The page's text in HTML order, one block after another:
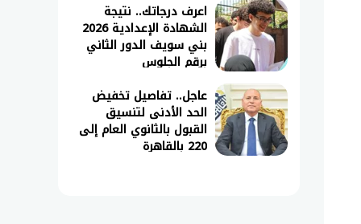
اعرف درجاتك.. نتيجة
الشهادة الإعدادية 2026
بني سويف الدور الثاني
برقم الجلوس
عاجل.. تفاصيل تخفيض
الحد الأدنى لتنسيق
القبول بالثانوي العام إلى
220 بالقاهرة